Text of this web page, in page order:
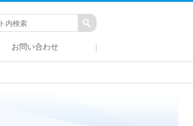
お問い合わせ